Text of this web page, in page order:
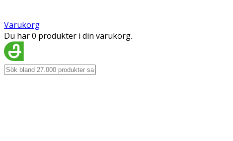
Varukorg
Du har 0 produkter i din varukorg.